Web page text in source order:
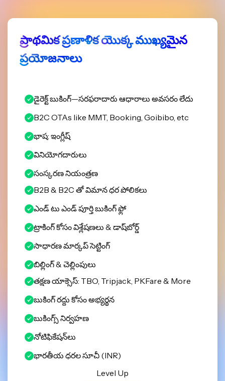
ప్రాథమిక ప్రణాళిక యొక్క ముఖ్యమైన
ప్రయోజనాలు
డైరెక్ట్ బుకింగ్—సరఫరాదారు ఆధారాలు అవసరం లేదు
B2C OTAs like MMT, Booking, Goibibo, etc
భాష: ఇంగ్లీష్
వినియోగదారులు
సంస్కరణ నియంత్రణ
B2B & B2C తో విమాన ధర పోలికలు
ఎండ్ టు ఎండ్ పూర్తి బుకింగ్ ఫ్లో
ట్రాకింగ్ కోసం విశ్లేషణలు & డాష్‌బోర్డ్
సాధారణ మార్కప్ సెట్టింగ్
బిల్లింగ్ & చెల్లింపులు
తక్షణ యాక్సెస్: TBO, Tripjack, PKFare & More
బుకింగ్ రద్దు కోసం అభ్యర్థన
బుకింగ్స్ నిర్వహణ
నోటిఫికేషన్‌లు
భారతీయ ధరల సూచీ (INR)
Level Up